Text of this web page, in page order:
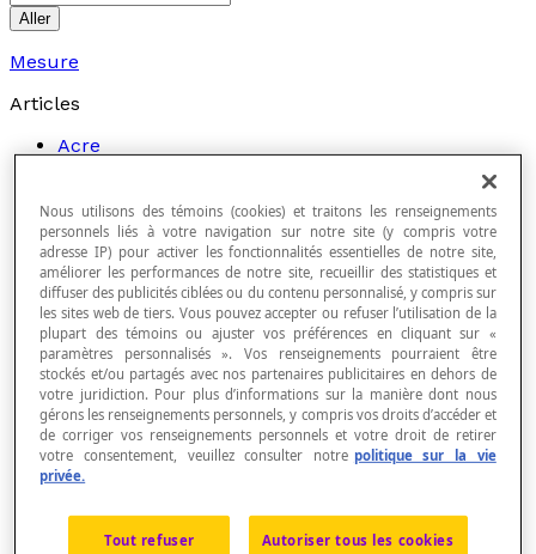
Aller
Mesure
Articles
Acre
Aire d'un polygone
Aire d'un solide
Aire latérale d'un solide
Aire totale d'un solide
Amplitude
Amplitude d'une classe statistique
Amplitude d'une fonction sinusoïdale
Angle au centre dans un polygone régulier
Angle dans un plan
Angle de rotation
Angle droit
Année (an)
Apothème d'un cône droit à base discoïdale
Apothème d'un polygone régulier
Apothème d'une pyramide régulière
Nous utilisons des témoins (cookies) et traitons les renseignements
personnels liés à votre navigation sur notre site (y compris votre
adresse IP) pour activer les fonctionnalités essentielles de notre site,
améliorer les performances de notre site, recueillir des statistiques et
diffuser des publicités ciblées ou du contenu personnalisé, y compris sur
les sites web de tiers. Vous pouvez accepter ou refuser l’utilisation de la
plupart des témoins ou ajuster vos préférences en cliquant sur «
paramètres personnalisés ». Vos renseignements pourraient être
stockés et/ou partagés avec nos partenaires publicitaires en dehors de
votre juridiction. Pour plus d’informations sur la manière dont nous
gérons les renseignements personnels, y compris vos droits d’accéder et
de corriger vos renseignements personnels et votre droit de retirer
votre consentement, veuillez consulter notre politique sur la vie
privée.
Tout refuser Autoriser tous les cookies